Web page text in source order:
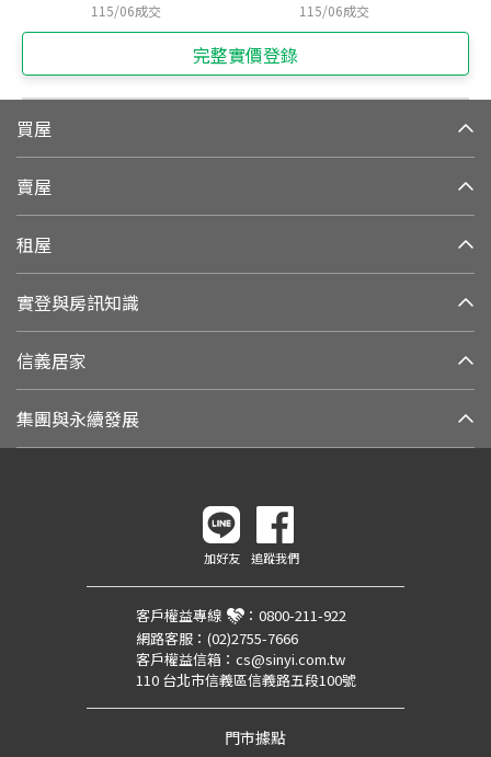
115/06成交 115/06成交
完整實價登錄
買屋
賣屋
租屋
實登與房訊知識
信義居家
集團與永續發展
加好友 追蹤我們
客戶權益專線 ： 0800-211-922
網路客服： (02)2755-7666
客戶權益信箱： cs@sinyi.com.tw
110 台北市信義區信義路五段100號
門市據點